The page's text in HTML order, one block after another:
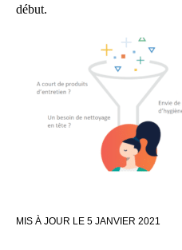
début.
MIS À JOUR LE 5 JANVIER 2021